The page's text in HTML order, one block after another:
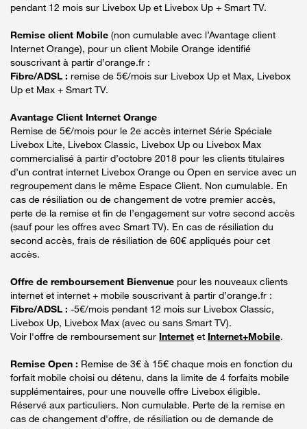
pendant 12 mois sur Livebox Up et Livebox Up + Smart TV.
Remise client Mobile (non cumulable avec l’Avantage client
Internet Orange), pour un client Mobile Orange identifié
souscrivant à partir d’orange.fr :
Fibre/ADSL : remise de 5€/mois sur Livebox Up et Max, Livebox
Up et Max + Smart TV.
Avantage Client Internet Orange
Remise de 5€/mois pour le 2e accès internet Série Spéciale
Livebox Lite, Livebox Classic, Livebox Up ou Livebox Max
commercialisé à partir d’octobre 2018 pour les clients titulaires
d’un contrat internet Livebox Orange ou Open en service avec un
regroupement dans le même Espace Client. Non cumulable. En
cas de résiliation ou de changement de votre premier accès,
perte de la remise et fin de l’engagement sur votre second accès
(sauf pour les offres avec Smart TV). En cas de résiliation du
second accès, frais de résiliation de 60€ appliqués pour cet
accès.
Offre de remboursement Bienvenue pour les nouveaux clients
internet et internet + mobile souscrivant à partir d’orange.fr :
Fibre/ADSL : -5€/mois pendant 12 mois sur Livebox Classic,
Livebox Up, Livebox Max (avec ou sans Smart TV).
Voir l'offre de remboursement sur Internet et Internet+Mobile.
Remise Open : Remise de 3€ à 15€ chaque mois en fonction du
forfait mobile choisi ou détenu, dans la limite de 4 forfaits mobile
supplémentaires, pour une nouvelle offre Livebox éligible.
Réservé aux particuliers. Non cumulable. Perte de la remise en
cas de changement d'offre, de résiliation ou de demande de